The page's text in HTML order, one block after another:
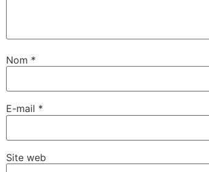
Nom *
E-mail *
Site web